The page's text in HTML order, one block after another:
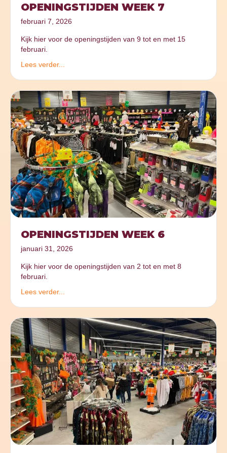
OPENINGSTIJDEN WEEK 7
februari 7, 2026
Kijk hier voor de openingstijden van 9 tot en met 15
februari.
Lees verder...
OPENINGSTIJDEN WEEK 6
januari 31, 2026
Kijk hier voor de openingstijden van 2 tot en met 8
februari.
Lees verder...